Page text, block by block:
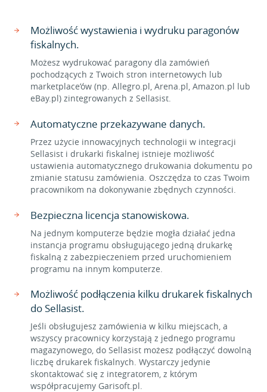
Możliwość wystawienia i wydruku paragonów
fiskalnych.
Możesz wydrukować paragony dla zamówień
pochodzących z Twoich stron internetowych lub
marketplace’ów (np. Allegro.pl, Arena.pl, Amazon.pl lub
eBay.pl) zintegrowanych z Sellasist.
Automatyczne przekazywane danych.
Przez użycie innowacyjnych technologii w integracji
Sellasist i drukarki fiskalnej istnieje możliwość
ustawienia automatycznego drukowania dokumentu po
zmianie statusu zamówienia. Oszczędza to czas Twoim
pracownikom na dokonywanie zbędnych czynności.
Bezpieczna licencja stanowiskowa.
Na jednym komputerze będzie mogła działać jedna
instancja programu obsługującego jedną drukarkę
fiskalną z zabezpieczeniem przed uruchomieniem
programu na innym komputerze.
Możliwość podłączenia kilku drukarek fiskalnych
do Sellasist.
Jeśli obsługujesz zamówienia w kilku miejscach, a
wszyscy pracownicy korzystają z jednego programu
magazynowego, do Sellasist możesz podłączyć dowolną
liczbę drukarek fiskalnych. Wystarczy jedynie
skontaktować się z integratorem, z którym
współpracujemy Garisoft.pl.